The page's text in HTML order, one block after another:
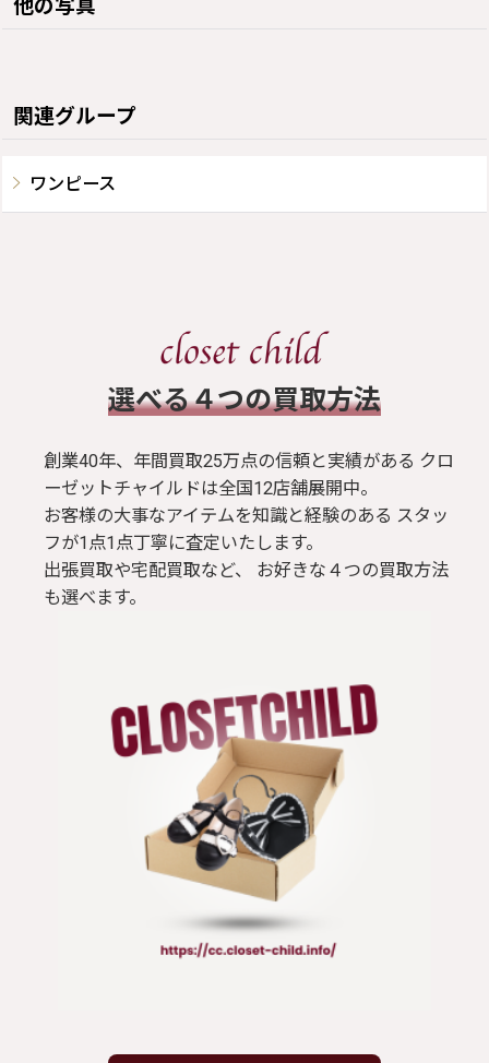
他の写真
関連グループ
ワンピース
​選べる４つの買取方法
創業40年、年間買取25万点の信頼と実績がある クロ
ーゼットチャイルドは全国12店舗展開中。
お客様の大事なアイテムを知識と経験のある スタッ
フが1点1点丁寧に査定いたします。
出張買取や宅配買取など、 お好きな４つの買取方法
も選べます。